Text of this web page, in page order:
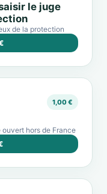
le juge
de la protection
1,00 €
hors de France